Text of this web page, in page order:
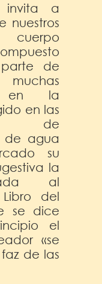
invita a
nuestros
cuerpo
de
en la
en las
de
de agua
su
la
al
del
se dice
el
«se
de las